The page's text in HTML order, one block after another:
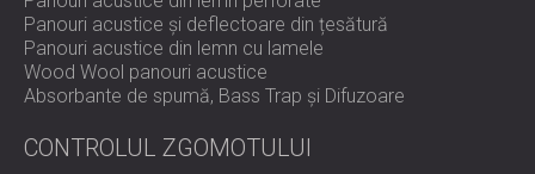
IEC 61672-1:2013 pentru evaluările zgomotului
ocupațional și industrial.
Măsurători complete: Capturarea simultană a valorilor
Leq, Peak și CA pentru analiza completă a expunerii
Design ușor de utilizat: Interfața simplă a tastaturii
Panouri acustice și deflectoare din țesătură
Panouri acustice din lemn cu lamele
Wood Wool panouri acustice
Absorbante de spumă, Bass Trap și Difuzoare
CONTROLUL ZGOMOTULUI